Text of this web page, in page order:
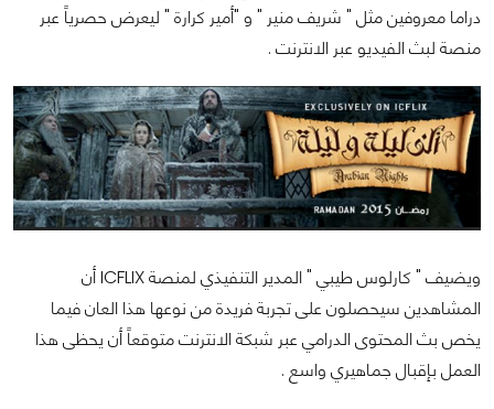
دراما معروفين مثل " شريف منير " و "أمير كرارة " ليعرض حصرياً عبر
منصة لبث الفيديو عبر الانترنت .
ويضيف " كارلوس طيبي " المدير التنفيذي لمنصة ICFLIX أن
المشاهدين سيحصلون على تجربة فريدة من نوعها هذا العان فيما
يخص بث المحتوى الدرامي عبر شبكة الانترنت متوقعاً أن يحظى هذا
العمل بإقبال جماهيري واسع .